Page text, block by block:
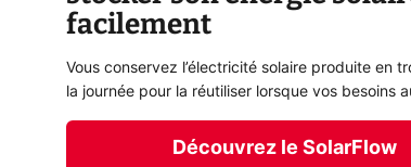
facilement
Vous conservez l’électricité solaire produite en
la journée pour la réutiliser lorsque vos besoins
Découvrez le SolarFlow